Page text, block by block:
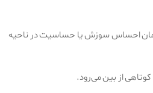
احساس سوزش یا حساسیت در ناحیه
از بین می‌رود.